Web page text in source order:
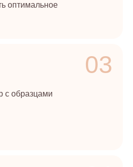
оптимальное
03
с образцами